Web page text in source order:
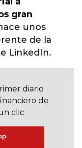
gran
unos
de la
LinkedIn.
diario
de
clic